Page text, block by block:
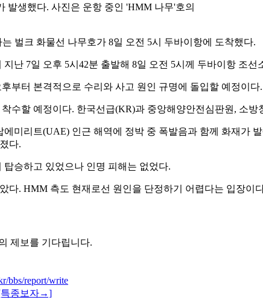
발생했다. 사진은 운항 중인 'HMM 나무'호의
벌크 화물선 나무호가 8일 오전 5시 두바이항에 도착했다.
난 7일 오후 5시42분 출발해 8일 오전 5시께 두바이항 조선
부터 본격적으로 수리와 사고 원인 규명에 돌입할 예정이다.
수할 예정이다. 한국선급(KR)과 중앙해양안전심판원, 소
미리트(UAE) 인근 해역에 정박 중 폭발음과 함께 화재가
다.
승하고 있었으나 인명 피해는 없었다.
다. HMM 측도 현재로선 원인을 단정하기 어렵다는 입장이
제보를 기다립니다.
bbs/report/write
특종보자→]